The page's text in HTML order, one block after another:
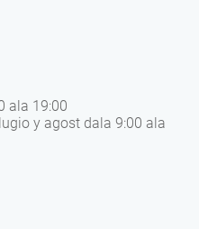
ala 19:00
y agost dala 9:00 ala